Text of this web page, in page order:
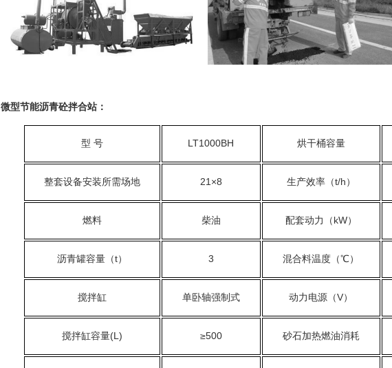
微型节能沥青砼拌合站：
型 号 LT1000BH 烘干桶容量
整套设备安装所需场地 21×8 生产效率（t/h）
燃料 柴油 配套动力（kW）
沥青罐容量（t） 3 混合料温度（℃）
搅拌缸 单卧轴强制式 动力电源（V）
搅拌缸容量(L) ≥500 砂石加热燃油消耗